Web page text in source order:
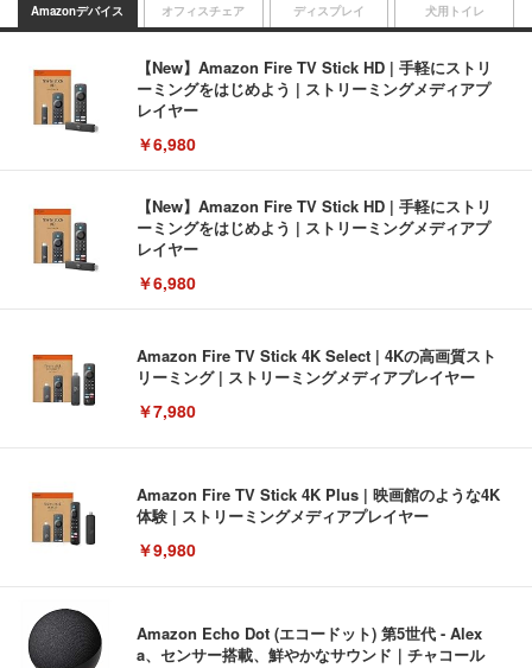
Amazonデバイス
【New】Amazon Fire TV Stick HD | 手軽にストリ
ーミングをはじめよう | ストリーミングメディアプ
レイヤー
￥6,980
【New】Amazon Fire TV Stick HD | 手軽にストリ
ーミングをはじめよう | ストリーミングメディアプ
レイヤー
￥6,980
Amazon Fire TV Stick 4K Select | 4Kの高画質スト
リーミング | ストリーミングメディアプレイヤー
￥7,980
Amazon Fire TV Stick 4K Plus | 映画館のような4K
体験 | ストリーミングメディアプレイヤー
￥9,980
Amazon Echo Dot (エコードット) 第5世代 - Alex
a、センサー搭載、鮮やかなサウンド｜チャコール
オフィスチェア ディスプレイ 犬用トイレ